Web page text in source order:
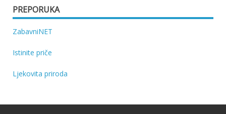
PREPORUKA
ZabavniNET
Istinite priče
Ljekovita priroda